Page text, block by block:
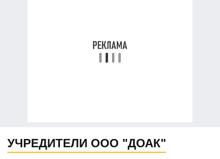
УЧРЕДИТЕЛИ ООО "ДОАК"